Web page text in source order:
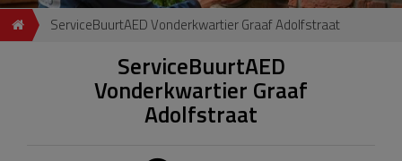
ServiceBuurtAED Vonderkwartier Graaf Adolfstraat
ServiceBuurtAED
Vonderkwartier Graaf
Adolfstraat